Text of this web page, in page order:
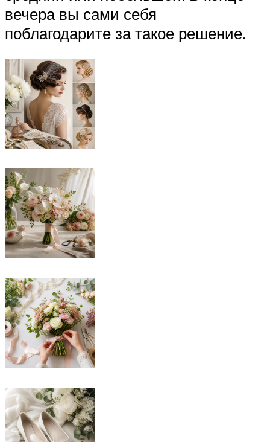
вечера вы сами себя
поблагодарите за такое решение.